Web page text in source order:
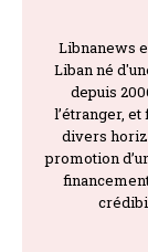
Libnanews
Liban né
depuis
l’étranger,
divers
promotion